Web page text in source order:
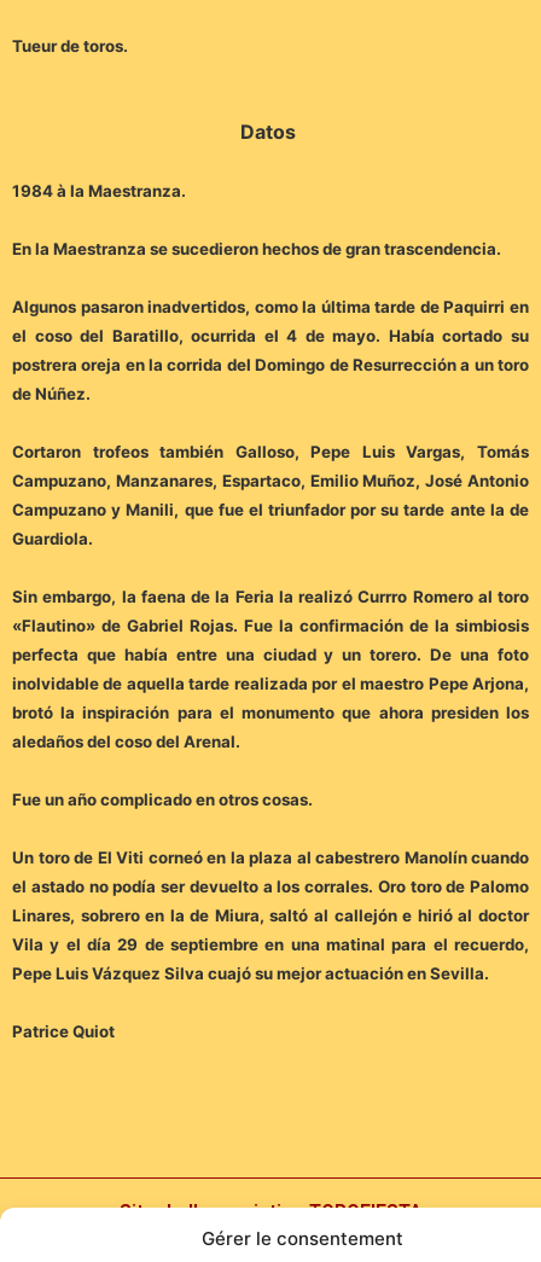
Gérer le consentement
Tueur de toros.
Datos
1984 à la Maestranza.
En la Maestranza se sucedieron hechos de gran trascendencia.
Algunos pasaron inadvertidos, como la última tarde de Paquirri en
el coso del Baratillo, ocurrida el 4 de mayo. Había cortado su
postrera oreja en la corrida del Domingo de Resurrección a un toro
de Núñez.
Cortaron trofeos también Galloso, Pepe Luis Vargas, Tomás
Campuzano, Manzanares, Espartaco, Emilio Muñoz, José Antonio
Campuzano y Manili, que fue el triunfador por su tarde ante la de
Guardiola.
Sin embargo, la faena de la Feria la realizó Currro Romero al toro
«Flautino» de Gabriel Rojas. Fue la confirmación de la simbiosis
perfecta que había entre una ciudad y un torero. De una foto
inolvidable de aquella tarde realizada por el maestro Pepe Arjona,
brotó la inspiración para el monumento que ahora presiden los
aledaños del coso del Arenal.
Fue un año complicado en otros cosas.
Un toro de El Viti corneó en la plaza al cabestrero Manolín cuando
el astado no podía ser devuelto a los corrales. Oro toro de Palomo
Linares, sobrero en la de Miura, saltó al callejón e hirió al doctor
Vila y el día 29 de septiembre en una matinal para el recuerdo,
Pepe Luis Vázquez Silva cuajó su mejor actuación en Sevilla.
Patrice Quiot
Site de l'association TOROFIESTA